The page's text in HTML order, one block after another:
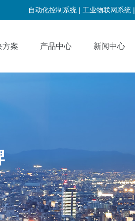
自动化控制系统 | 工业物联网系统 |
方案 产品中心 新闻中心